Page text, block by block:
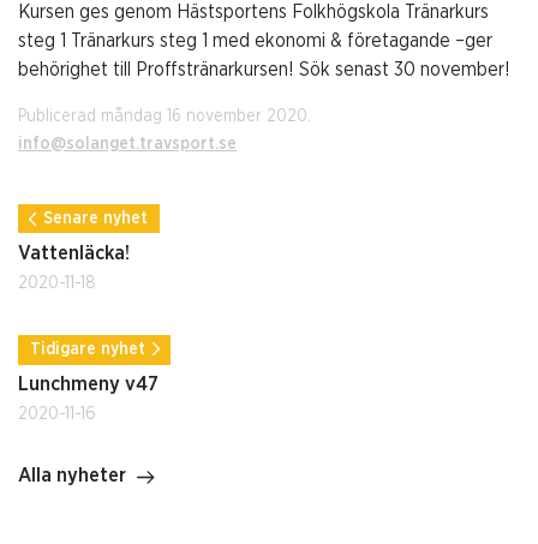
Kursen ges genom Hästsportens Folkhögskola Tränarkurs
steg 1 Tränarkurs steg 1 med ekonomi & företagande –ger
behörighet till Proffstränarkursen! Sök senast 30 november!
Publicerad måndag 16 november 2020.
info@solanget.travsport.se
Senare nyhet
Vattenläcka!
2020-11-18
Tidigare nyhet
Lunchmeny v47
2020-11-16
Alla nyheter